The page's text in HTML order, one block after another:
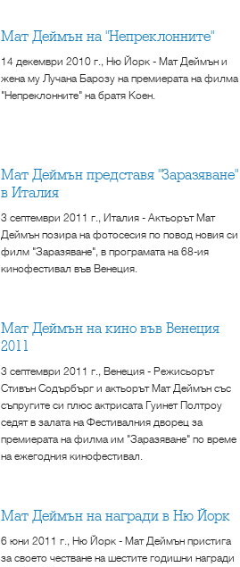
Мат Деймън на "Непреклонните"
14 декември 2010 г., Ню Йорк - Мат Деймън и
жена му Лучана Барозу на премиерата на филма
"Непреклонните" на братя Коен.
Мат Деймън представя "Заразяване"
в Италия
3 септември 2011 г., Италия - Актьорът Мат
Деймън позира на фотосесия по повод новия си
филм "Заразяване", в програмата на 68-ия
кинофестивал във Венеция.
Мат Деймън на кино във Венеция
2011
3 септември 2011 г., Венеция - Режисьорът
Стивън Содърбърг и актьорът Мат Деймън със
съпругите си плюс актрисата Гуинет Полтроу
седят в залата на Фестивалния дворец за
премиерата на филма им "Заразяване" по време
на ежегодния кинофестивал.
Мат Деймън на награди в Ню Йорк
6 юни 2011 г., Ню Йорк - Мат Деймън пристига
за своето честване на шестите годишни награди